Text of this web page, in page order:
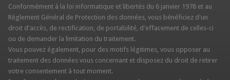
Conformément à la loi informatique et libertés du 6 janvier 1978 et au
Règlement Général de Protection des données, vous bénéficiez d'un
droit d'accès, de rectification, de portabilité, d'effacement de celles-ci
ou de demander la limitation du traitement.
Vous pouvez également, pour des motifs légitimes, vous opposer au
traitement des données vous concernant et disposez du droit de retirer
votre consentement à tout moment.